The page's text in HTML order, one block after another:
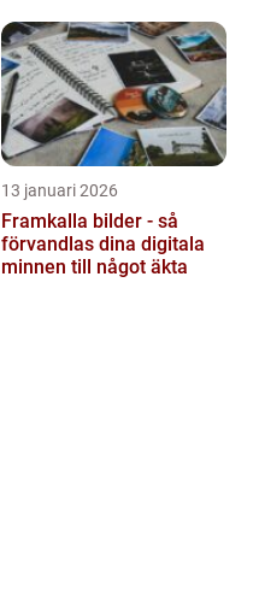
13 januari 2026
Framkalla bilder - så
förvandlas dina digitala
minnen till något äkta